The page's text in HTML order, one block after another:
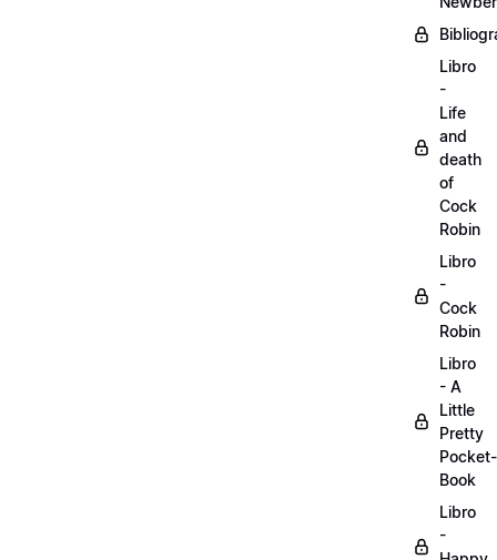
Libro
-
Life
and
death
of
Cock
Robin
Libro
-
Cock
Robin
Libro
- A
Little
Pretty
Pocket-
Book
Libro
-